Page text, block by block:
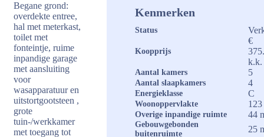
Begane grond:
overdekte entree,
hal met meterkast,
toilet met
fonteintje, ruime
inpandige garage
met aansluiting
voor
wasapparatuur en
uitstortgootsteen ,
grote
tuin-/werkkamer
met toegang tot
Kenmerken
Status
Koopprijs
€
k.k.
Aantal kamers 5
Aantal slaapkamers 4
Energieklasse C
Woonoppervlakte 123
Overige inpandige ruimte 44
Gebouwgebonden
buitenruimte
25